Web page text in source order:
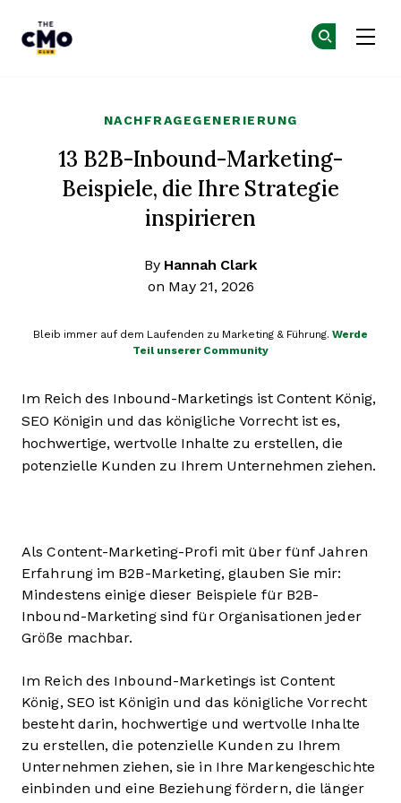
NACHFRAGEGENERIERUNG
13 B2B-Inbound-Marketing-
Beispiele, die Ihre Strategie
inspirieren
By Hannah Clark
on May 21, 2026
Bleib immer auf dem Laufenden zu Marketing & Führung. Werde
Teil unserer Community
Im Reich des Inbound-Marketings ist Content König,
SEO Königin und das königliche Vorrecht ist es,
hochwertige, wertvolle Inhalte zu erstellen, die
potenzielle Kunden zu Ihrem Unternehmen ziehen.
Als Content-Marketing-Profi mit über fünf Jahren
Erfahrung im B2B-Marketing, glauben Sie mir:
Mindestens einige dieser Beispiele für B2B-
Inbound-Marketing sind für Organisationen jeder
Größe machbar.
Im Reich des Inbound-Marketings ist Content
König, SEO ist Königin und das königliche Vorrecht
besteht darin, hochwertige und wertvolle Inhalte
zu erstellen, die potenzielle Kunden zu Ihrem
Unternehmen ziehen, sie in Ihre Markengeschichte
einbinden und eine Beziehung fördern, die länger